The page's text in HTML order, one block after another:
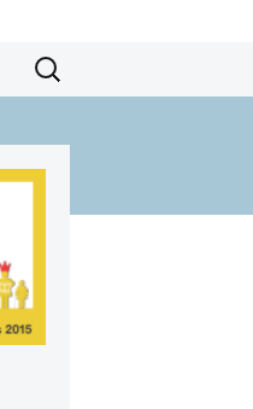
Suchen
nach: